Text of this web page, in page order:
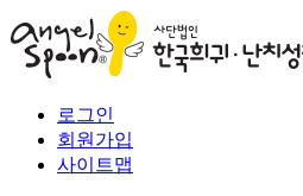
로그인
회원가입
사이트맵